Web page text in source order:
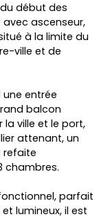
début des
ascenseur,
à la limite du
ville et de
entrée
balcon
ville et le port,
attenant, un
refaite
chambres.
parfait
lumineux, il est